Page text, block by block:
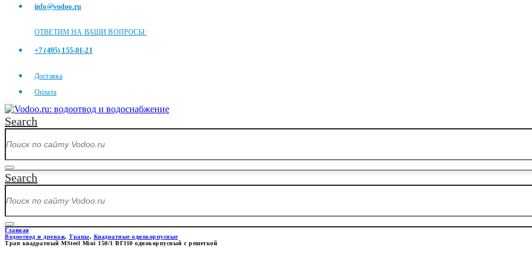
info@vodoo.ru
ОТВЕТИМ НА ВАШИ ВОПРОСЫ:
+7 (495) 155-01-21
Доставка
Оплата
Search
Search
Главная
Водоотвод и дренаж, Трапы, Квадратные однокорпусные
Трап квадратный MSteel Mini 150/1 ВГ110 однокорпусный с решеткой